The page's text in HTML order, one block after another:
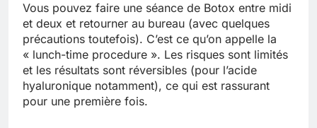
Vous pouvez faire une séance de Botox entre midi
et deux et retourner au bureau (avec quelques
précautions toutefois). C’est ce qu’on appelle la
« lunch-time procedure ». Les risques sont limités
et les résultats sont réversibles (pour l’acide
hyaluronique notamment), ce qui est rassurant
pour une première fois.